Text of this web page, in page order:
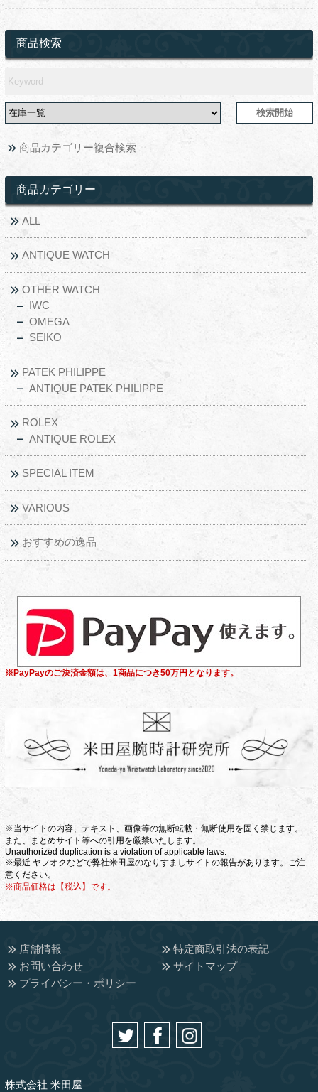
商品検索
商品カテゴリー複合検索
商品カテゴリー
ALL
ANTIQUE WATCH
OTHER WATCH
IWC
OMEGA
SEIKO
PATEK PHILIPPE
ANTIQUE PATEK PHILIPPE
ROLEX
ANTIQUE ROLEX
SPECIAL ITEM
VARIOUS
おすすめの逸品
※PayPayのご決済金額は、1商品につき50万円となります。
※当サイトの内容、テキスト、画像等の無断転載・無断使用を固く禁じます。
また、まとめサイト等への引用を厳禁いたします。
Unauthorized duplication is a violation of applicable laws.
※最近 ヤフオクなどで弊社米田屋のなりすましサイトの報告があります。ご注
意ください。
※商品価格は【税込】です。
店舗情報
特定商取引法の表記
お問い合わせ
サイトマップ
プライバシー・ポリシー
株式会社 米田屋